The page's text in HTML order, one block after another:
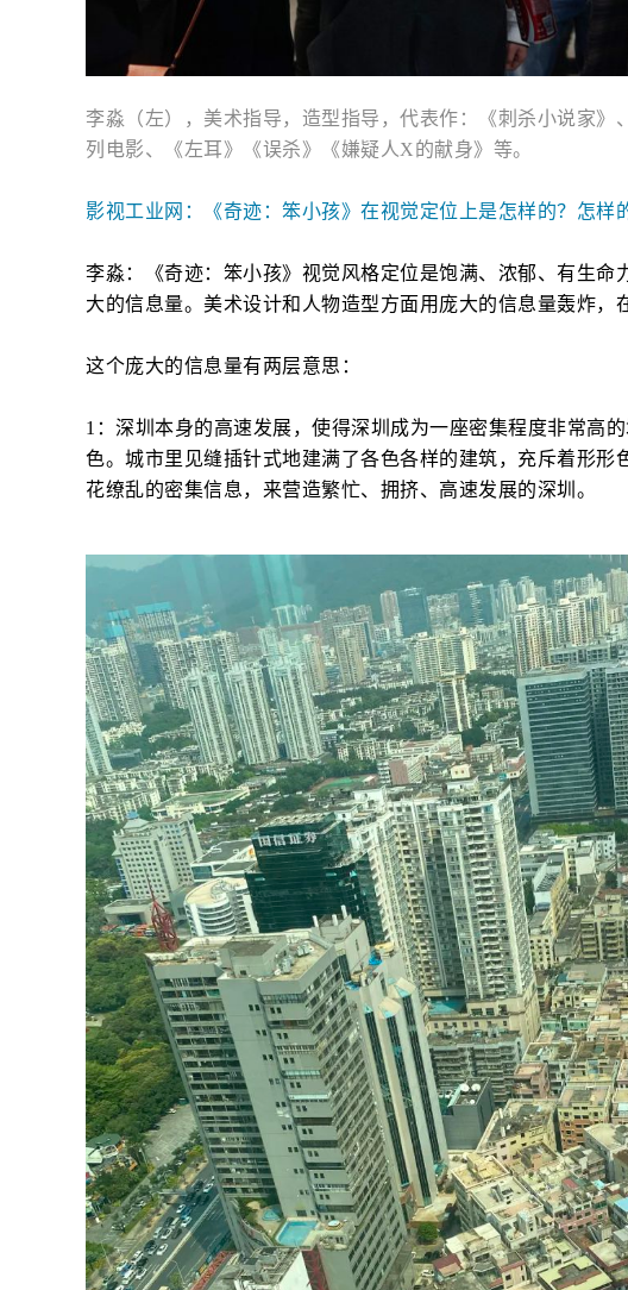
李淼（左），美术指导，造型指导，代表作：《刺杀小说家》
列电影、《左耳》《误杀》《嫌疑人X的献身》等。
影视工业网：《奇迹：笨小孩》在视觉定位上是怎样的？怎样
李淼：《奇迹：笨小孩》视觉风格定位是饱满、浓郁、有生命
大的信息量。美术设计和人物造型方面用庞大的信息量轰炸，
这个庞大的信息量有两层意思：
1：深圳本身的高速发展，使得深圳成为一座密集程度非常高
色。城市里见缝插针式地建满了各色各样的建筑，充斥着形形
花缭乱的密集信息，来营造繁忙、拥挤、高速发展的深圳。